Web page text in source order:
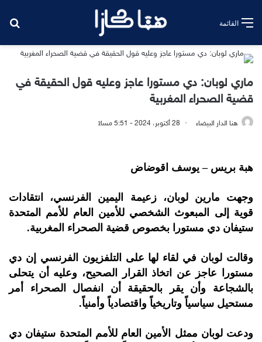
القائمة
ماري لوبان: دي مستورا عاجز وعليه قول الحقيقة في
قضية الصحراء المغربية
هنا الدار البيضاء 28 أكتوبر، 2024 - 5:51 مساءً
هبة بريس – يوسف اقوضاض
وجهت مارين لوبان، زعيمة اليمين الفرنسي، انتقادات
قوية إلى المبعوث الشخصي للأمين العام للأمم المتحدة
ستيفان دي مستورا بخصوص قضية الصحراء المغربية.
وقالت لوبان في لقاء لها على التلفزيون الفرنسي إن دي
مستورا عاجز عن اتخاذ القرار الصحيح، وعليه أن يتحلى
بالشجاعة وأن يقر بالحقيقة أن انفصال الصحراء أمر
مستحيل سياسياً وتاريخياً واقتصادياً وأمنياً.
ودعت لوبان ممثل الأمين العام للأمم المتحدة ستيفان دي